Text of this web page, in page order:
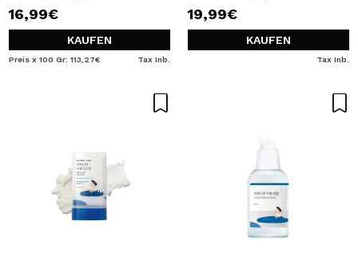
16,99€
KAUFEN
Preis x 100 Gr: 113,27€ Tax Inb.
19,99€
KAUFEN
Tax Inb.